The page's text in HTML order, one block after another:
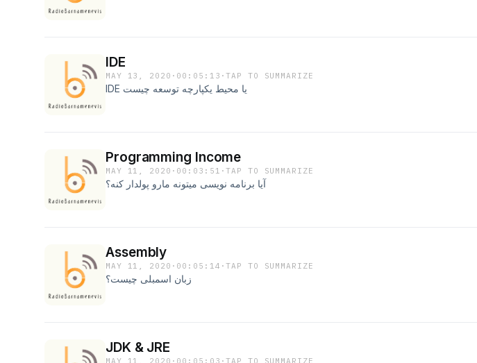
IDE
MAY 13, 2020 · 00:05:13 ·TAP TO SUMMARIZE
IDE یا محیط یکپارچه توسعه چیست
Programming Income
MAY 11, 2020 · 00:03:51 ·TAP TO SUMMARIZE
آیا برنامه نویسی میتونه مارو پولدار کنه؟
Assembly
MAY 11, 2020 · 00:05:14 ·TAP TO SUMMARIZE
زبان اسمبلی چیست؟
JDK & JRE
MAY 11, 2020 · 00:05:03 ·TAP TO SUMMARIZE